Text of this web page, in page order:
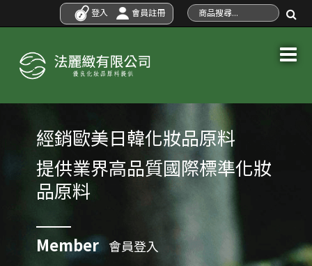
登入 會員註冊
經銷歐美日韓化妝品原料
提供業界高品質國際標準化妝
品原料
Member 會員登入